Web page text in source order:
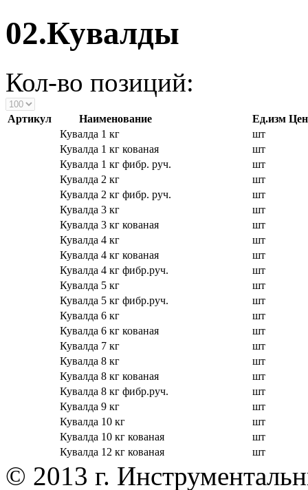
02.Кувалды
Кол-во позиций:
Артикул Наименование Ед.изм
Кувалда 1 кг
шт
Кувалда 1 кг кованая
шт
Кувалда 1 кг фибр. руч.
шт
Кувалда 2 кг
шт
Кувалда 2 кг фибр. руч.
шт
Кувалда 3 кг
шт
Кувалда 3 кг кованая
шт
Кувалда 4 кг
шт
Кувалда 4 кг кованая
шт
Кувалда 4 кг фибр.руч.
шт
Кувалда 5 кг
шт
Кувалда 5 кг фибр.руч.
шт
Кувалда 6 кг
шт
Кувалда 6 кг кованая
шт
Кувалда 7 кг
шт
Кувалда 8 кг
шт
Кувалда 8 кг кованая
шт
Кувалда 8 кг фибр.руч.
шт
Кувалда 9 кг
шт
Кувалда 10 кг
шт
Кувалда 10 кг кованая
шт
Кувалда 12 кг кованая
шт
© 2013 г.